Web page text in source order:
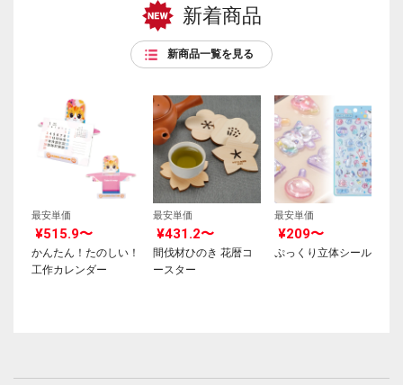
新着商品
新商品一覧を見る
最安単価
¥515.9〜
かんたん！たのしい！
工作カレンダー
最安単価
¥431.2〜
間伐材ひのき 花暦コ
ースター
最安単価
¥209〜
ぷっくり立体シール